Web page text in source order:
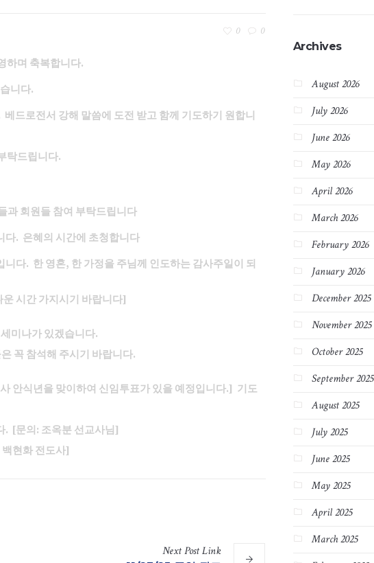
0 0
하며 축복합니다.
니다.
드로전서 강해 말씀에 도전 받고 함께 기도하기 원합니
탁드립니다.
과 회원들 참여 부탁드립니다
다. 은혜의 시간에 초청합니다
다. 한 영혼, 한 가정을 주님께 인도하는 감사주일이 되
시간 가지시기 바랍니다]
미나가 있겠습니다.
꼭 참석해 주시기 바랍니다.
안식년을 맞이하여 신임투표가 있을 예정입니다.] 기도
. [문의: 조옥분 선교사님]
현화 전도사]
NextPostLink
Archives
August 2026
July 2026
June 2026
May 2026
April 2026
March 2026
February 2026
January 2026
December 2025
November 2025
October 2025
September 2025
August 2025
July 2025
June 2025
May 2025
April 2025
March 2025